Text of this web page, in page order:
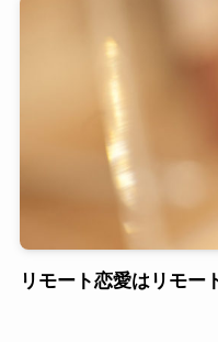
リモート恋愛はリモー